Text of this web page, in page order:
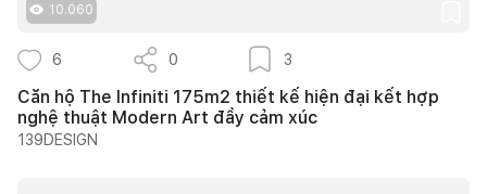
10.060
6 0 3
Căn hộ The Infiniti 175m2 thiết kế hiện đại kết hợp
nghệ thuật Modern Art đầy cảm xúc
139DESIGN